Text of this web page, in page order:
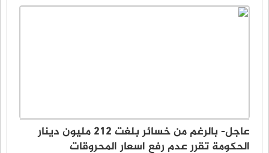
عاجل- بالرغم من خسائر بلغت 212 مليون دينار
الحكومة تقرر عدم رفع اسعار المحروقات